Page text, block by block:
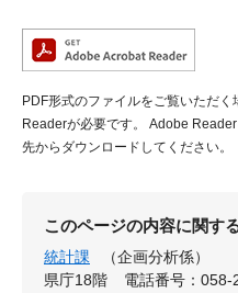
PDF形式のファイルをご覧いただ
Readerが必要です。
Adobe
先からダウンロードしてください。
このページの内容に関す
統計課
（企画分析係）
県庁18階
電話番号：058-